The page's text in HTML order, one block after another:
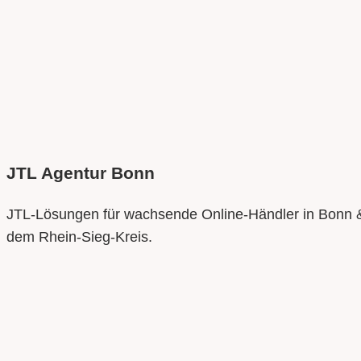
JTL Agentur Bonn
JTL-Lösungen für wachsende Online-Händler in Bonn
dem Rhein-Sieg-Kreis.